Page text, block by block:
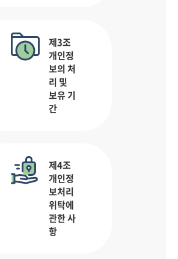
제3조
개인정
보의 처
리 및
보유 기
간
제4조
개인정
보처리
위탁에
관한 사
항